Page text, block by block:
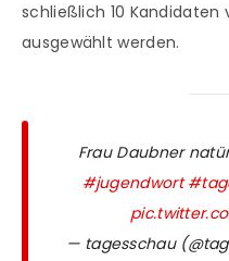
schließlich 10 Kandidaten
ausgewählt werden.
Frau Daubner
#jugendwort
— tagesschau